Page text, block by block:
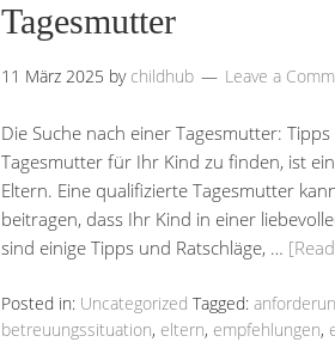
Tagesmutter
11 März 2025 by childhub Leave a
Die Suche nach einer Tagesmutter:
Tagesmutter für Ihr Kind zu finden, ist
Eltern. Eine qualifizierte Tagesmutter
beitragen, dass Ihr Kind in einer
sind einige Tipps und Ratschläge, …
Posted in: Uncategorized Tagged:
betreuungssituation, eltern, empfehlungen,